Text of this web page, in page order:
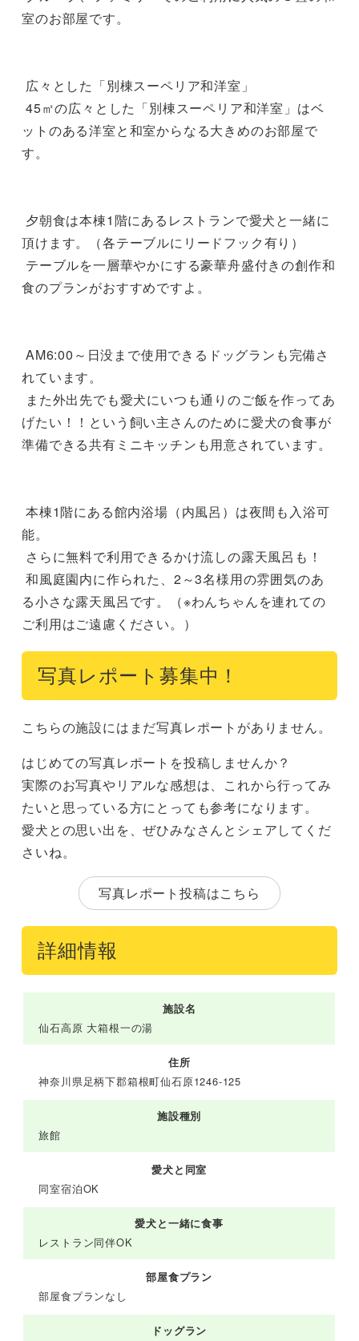
室のお部屋です。
ットのある洋室と和室からなる大きめのお部屋で
す。
頂けます。（各テーブルにリードフック有り）
食のプランがおすすめですよ。
れています。
げたい！！という飼い主さんのために愛犬の食事が
準備できる共有ミニキッチンも用意されています。
能。
る小さな露天風呂です。（※わんちゃんを連れての
ご利用はご遠慮ください。）
写真レポート募集中！
こちらの施設にはまだ写真レポートがありません。
はじめての写真レポートを投稿しませんか？
実際のお写真やリアルな感想は、これから行ってみ
たいと思っている方にとっても参考になります。
愛犬との思い出を、ぜひみなさんとシェアしてくだ
さいね。
写真レポート投稿はこちら
詳細情報
施設名
仙石高原 大箱根一の湯
住所
神奈川県足柄下郡箱根町仙石原1246-125
施設種別
旅館
愛犬と同室
同室宿泊OK
愛犬と一緒に食事
レストラン同伴OK
部屋食プラン
部屋食プランなし
ドッグラン